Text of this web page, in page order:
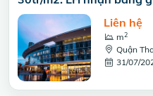
Liên hệ
m2
Quận
31/07/